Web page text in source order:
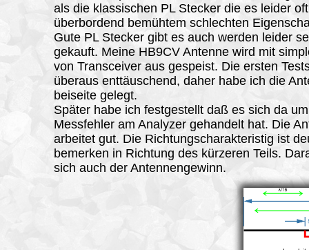
als die klassischen PL Stecker die es leider
überbordend bemühtem schlechten
Gute PL Stecker gibt es auch werden leider
gekauft. Meine HB9CV Antenne wird mit
von Transceiver aus gespeist. Die ersten
überaus enttäuschend, daher habe ich die
beiseite gelegt.
Später habe ich festgestellt daß es sich da um
Messfehler am Analyzer gehandelt hat. Die
arbeitet gut. Die Richtungscharakteristig ist
bemerken in Richtung des kürzeren Teils.
sich auch der Antennengewinn.